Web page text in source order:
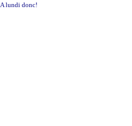
A lundi donc!